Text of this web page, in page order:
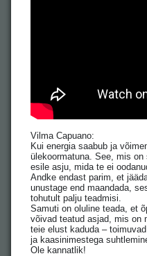
Vilma Capuano:
Kui energia saabub ja
ülekoormatuna. See, mis
esile asju, mida te ei
Andke endast parim, et
unustage end maandada,
tohutult palju teadmisi.
Samuti on oluline teada, et
võivad teatud asjad, mis on
teie elust kaduda –
ja kaasinimestega
Ole kannatlik!